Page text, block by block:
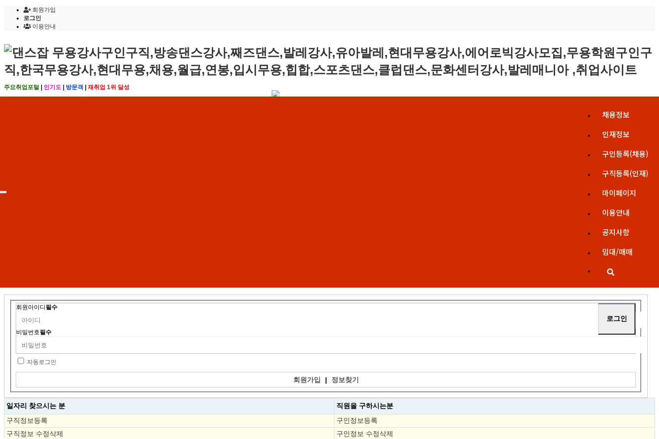
회원가입
로그인
이용안내
주요취업포털 인기도 방문객 재취업 1위 달성
채용정보
인재정보
구인등록(채용)
구직등록(인재)
마이페이지
이용안내
공지사항
임대/매매
회원아이디 필수
비밀번호필수
자동로그인
회원가입 | 정보찾기
일자리 찾으시는 분 직원을 구하시는분
구직정보등록
구인정보등록
구직정보 수정삭제
구인정보 수정삭제